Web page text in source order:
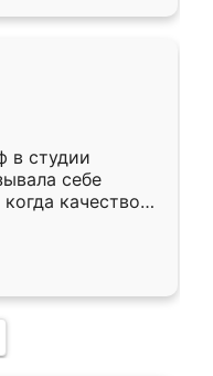
в студии
себе
качеством
уже почти